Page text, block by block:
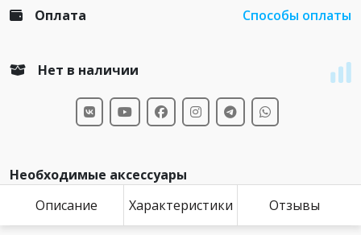
Оплата Способы оплаты
Нет в наличии
Необходимые аксессуары
Описание
Характеристики Отзывы